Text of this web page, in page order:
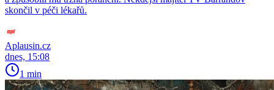
skončil v péči lékařů.
Aplausin.cz
dnes, 15:08
1 min